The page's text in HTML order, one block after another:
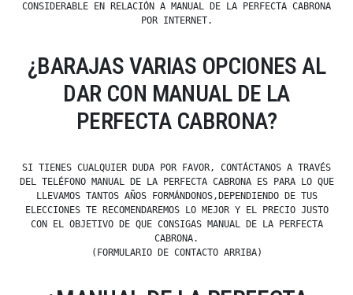
CONSIDERABLE EN RELACIÓN A MANUAL DE LA PERFECTA CABRONA
POR INTERNET.
¿BARAJAS VARIAS OPCIONES AL
DAR CON MANUAL DE LA
PERFECTA CABRONA?
SI TIENES CUALQUIER DUDA POR FAVOR, CONTÁCTANOS A TRAVÉS
DEL TELÉFONO MANUAL DE LA PERFECTA CABRONA ES PARA LO QUE
LLEVAMOS TANTOS AÑOS FORMÁNDONOS,DEPENDIENDO DE TUS
ELECCIONES TE RECOMENDAREMOS LO MEJOR Y EL PRECIO JUSTO
CON EL OBJETIVO DE QUE CONSIGAS MANUAL DE LA PERFECTA
CABRONA.
(FORMULARIO DE CONTACTO ARRIBA)